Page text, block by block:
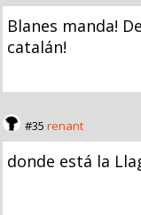
Blanes manda!
catalán!
#35 renant
donde está la